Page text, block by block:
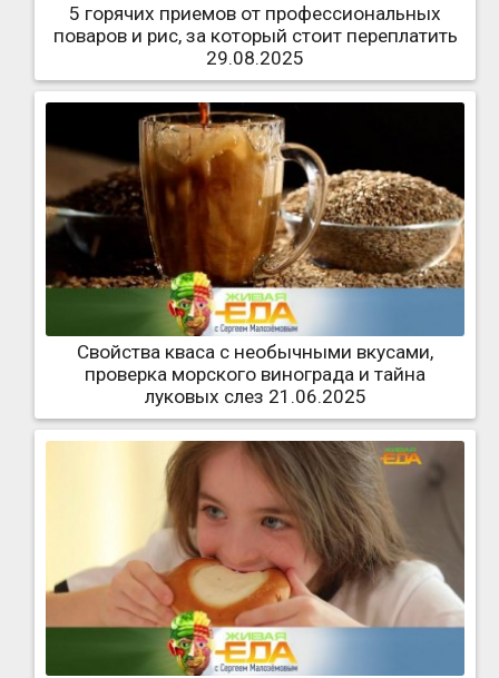
5 горячих приемов от профессиональных
поваров и рис, за который стоит переплатить
29.08.2025
Свойства кваса с необычными вкусами,
проверка морского винограда и тайна
луковых слез 21.06.2025